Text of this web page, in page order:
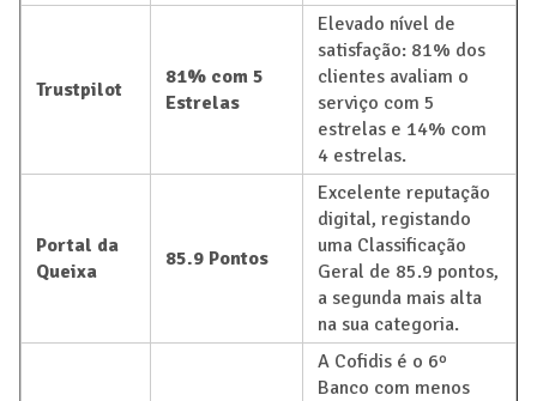
Trustpilot
81% com 5
Estrelas
Elevado nível de
satisfação: 81% dos
clientes avaliam o
serviço com 5
estrelas e 14% com
4 estrelas.
Portal da
Queixa
85.9 Pontos
Excelente reputação
digital, registando
uma Classificação
Geral de 85.9 pontos,
a segunda mais alta
na sua categoria.
A Cofidis é o 6º
Banco com menos